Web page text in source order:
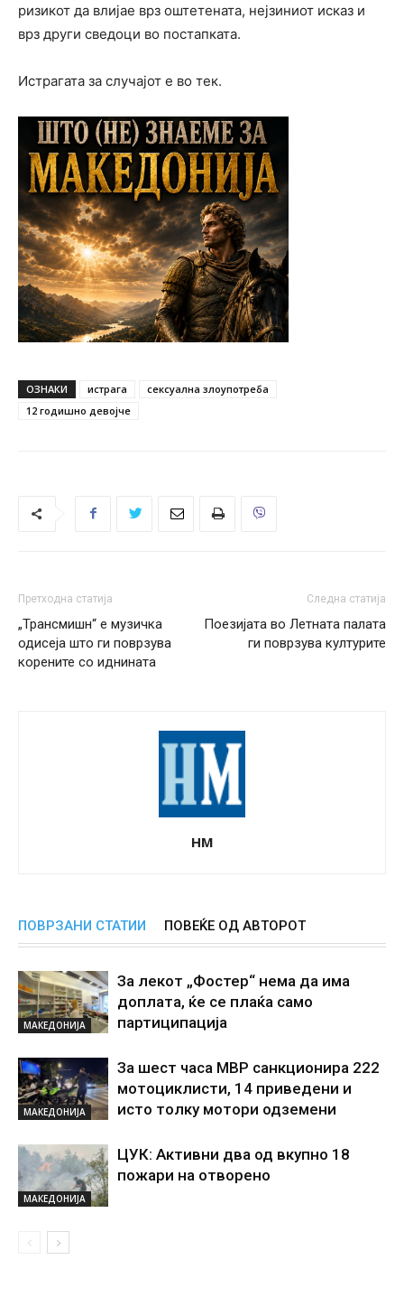
ризикот да влијае врз оштетената, нејзиниот исказ и
врз други сведоци во постапката.
Истрагата за случајот е во тек.
ОЗНАКИ истрага
сексуална злоупотреба
12 годишно девојче
Претходна статија
„Трансмишн“ е музичка
одисеја што ги поврзува
корените со иднината
Следна статија
Поезијата во Летната палата
ги поврзува културите
НМ
ПОВРЗАНИ СТАТИИ ПОВЕЌЕ ОД АВТОРОТ
МАКЕДОНИЈА
За лекот „Фостер“ нема да има
доплата, ќе се плаќа само
партиципација
МАКЕДОНИЈА
За шест часа МВР санкционира 222
мотоциклисти, 14 приведени и
исто толку мотори одземени
МАКЕДОНИЈА
ЦУК: Активни два од вкупно 18
пожари на отворено